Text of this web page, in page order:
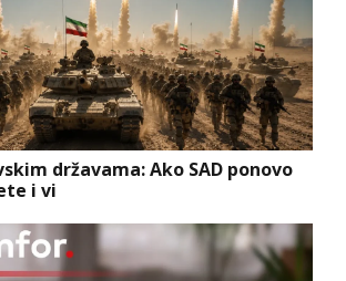
državama: Ako SAD ponovo
i vi